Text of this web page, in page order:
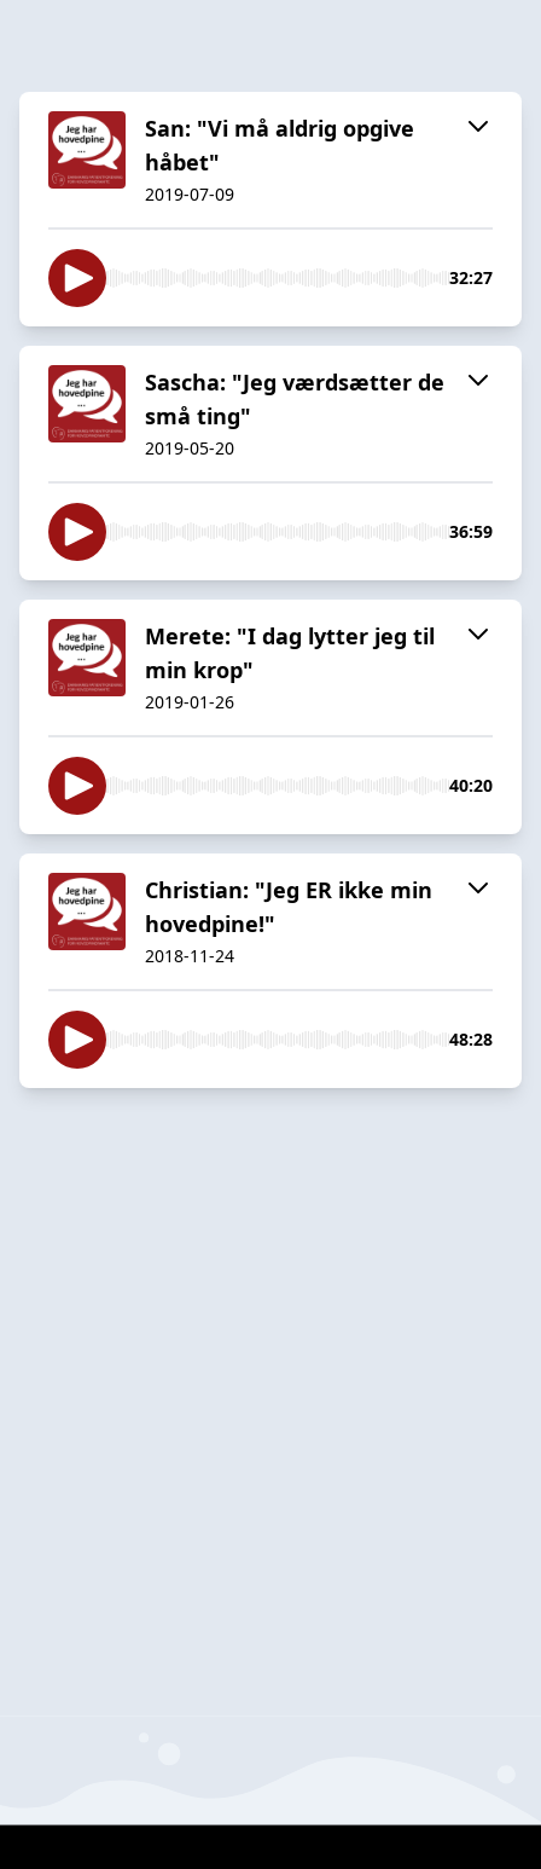
San: "Vi må aldrig opgive
håbet"
2019-07-09
32:27
Sascha: "Jeg værdsætter de
små ting"
2019-05-20
36:59
Merete: "I dag lytter jeg til
min krop"
2019-01-26
40:20
Christian: "Jeg ER ikke min
hovedpine!"
2018-11-24
48:28